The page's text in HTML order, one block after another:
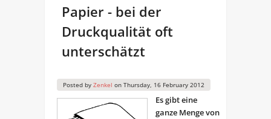
Papier - bei der
Druckqualität oft
unterschätzt
Posted by Zenkel on Thursday, 16 February 2012
Es gibt eine
ganze Menge von